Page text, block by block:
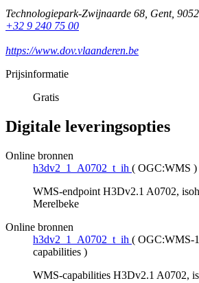
Technologiepark-Zwijnaarde 68, Gent, 9052
+32 9 240 75 00
https://www.dov.vlaanderen.be
Prijsinformatie
Gratis
Digitale leveringsopties
Online bronnen
h3dv2_1_A0702_t_ih ( OGC:WMS )
WMS-endpoint H3Dv2.1 A0702,
Merelbeke
Online bronnen
h3dv2_1_A0702_t_ih ( OGC:WMS-
capabilities )
WMS-capabilities H3Dv2.1 A0702,